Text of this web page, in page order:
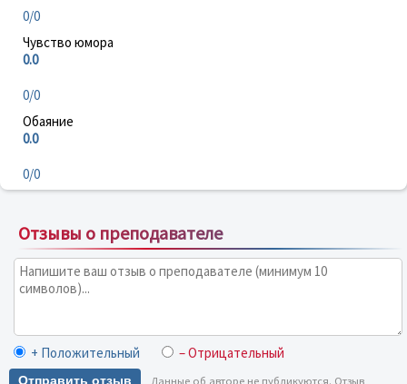
0/0
Чувство юмора
0.0
0/0
Обаяние
0.0
0/0
Отзывы о преподавателе
+ Положительный – Отрицательный
Отправить отзыв Данные об авторе не публикуются. Отзыв